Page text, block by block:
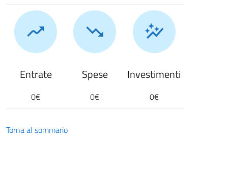
Entrate
0€
Spese
0€
Investimenti
0€
Torna al sommario